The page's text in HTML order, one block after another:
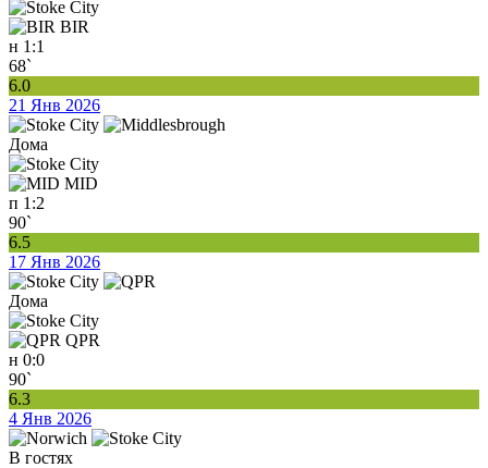
BIR
н 1:1
68`
6.0
21 Янв 2026
Дома
MID
п 1:2
90`
6.5
17 Янв 2026
Дома
QPR
н 0:0
90`
6.3
4 Янв 2026
В гостях